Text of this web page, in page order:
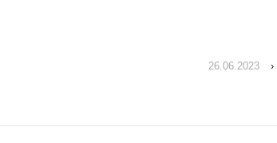
26.06.2023 ›